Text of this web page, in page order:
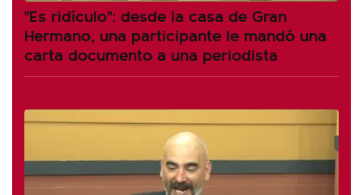
"Es ridículo": desde la casa de Gran
Hermano, una participante le mandó una
carta documento a una periodista